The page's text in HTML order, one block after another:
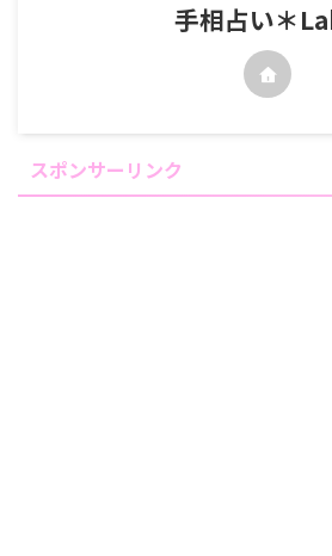
手相占い＊
スポンサーリンク